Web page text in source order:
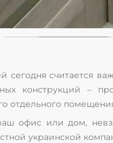
считается
конструкций –
отдельного
офис или дом,
украинской